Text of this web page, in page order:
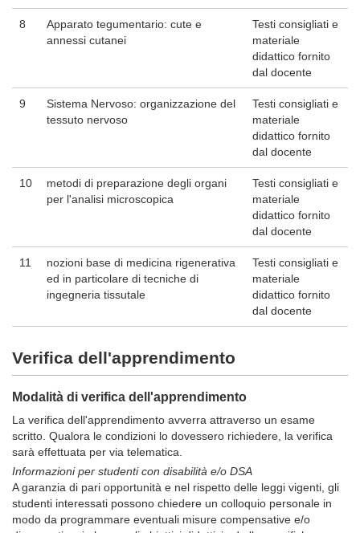
8
Apparato tegumentario: cute e
annessi cutanei
Testi consigliati e
materiale
didattico fornito
dal docente
9
Sistema Nervoso: organizzazione del
tessuto nervoso
Testi consigliati e
materiale
didattico fornito
dal docente
10
metodi di preparazione degli organi
per l'analisi microscopica
Testi consigliati e
materiale
didattico fornito
dal docente
11
nozioni base di medicina rigenerativa
ed in particolare di tecniche di
ingegneria tissutale
Testi consigliati e
materiale
didattico fornito
dal docente
Verifica dell'apprendimento
Modalità di verifica dell'apprendimento
La verifica dell'apprendimento avverra attraverso un esame
scritto. Qualora le condizioni lo dovessero richiedere, la verifica
sarà effettuata per via telematica.
Informazioni per studenti con disabilità e/o DSA
A garanzia di pari opportunità e nel rispetto delle leggi vigenti, gli
studenti interessati possono chiedere un colloquio personale in
modo da programmare eventuali misure compensative e/o